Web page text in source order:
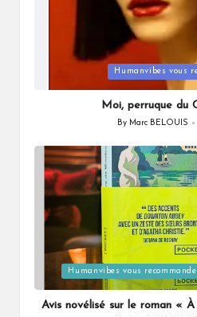
in
Humanvibes vous
Moi, perruque du
Posted
By Marc BELOUIS
Posted
in
Humanvibes vous recommande
Avis novélisé sur le roman «